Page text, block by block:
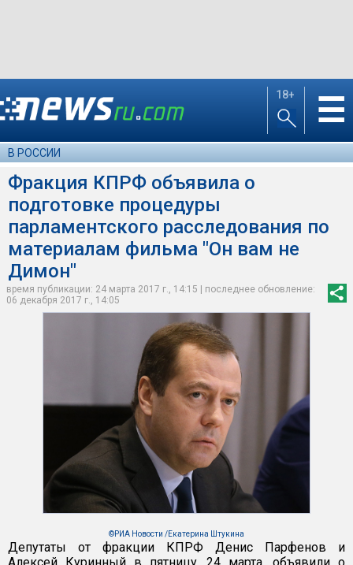
18+ ☰
В РОССИИ
Фракция КПРФ объявила о
подготовке процедуры
парламентского расследования по
материалам фильма "Он вам не
Димон"
время публикации: 24 марта 2017 г., 14:15 | последнее обновление:
06 декабря 2017 г., 14:05
©РИА Новости /Екатерина Штукина
Депутаты от фракции КПРФ Денис Парфенов и
Алексей Куринный в пятницу, 24 марта, объявили о